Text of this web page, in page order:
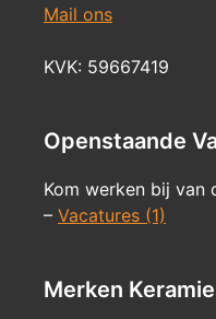
Mail ons
KVK: 59667419
Openstaande
Kom werken bij van
– Vacatures (1)
Merken